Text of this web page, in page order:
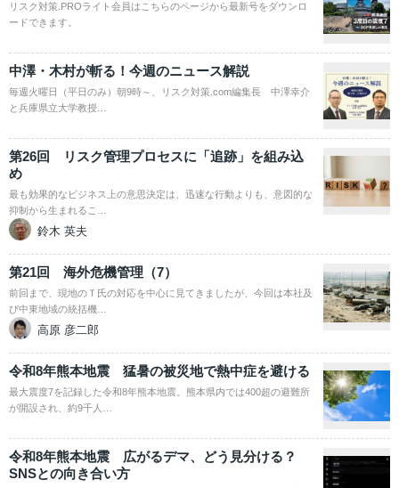
リスク対策.PROライト会員はこちらのページから最新号をダウンロ
ードできます。
中澤・木村が斬る！今週のニュース解説
毎週火曜日（平日のみ）朝9時～、リスク対策.com編集長 中澤幸介
と兵庫県立大学教授…
第26回 リスク管理プロセスに「追跡」を組み込
め
最も効果的なビジネス上の意思決定は、迅速な行動よりも、意図的な
抑制から生まれるこ…
鈴木 英夫
第21回 海外危機管理（7）
前回まで、現地のＴ氏の対応を中心に見てきましたが、今回は本社及
び中東地域の統括機…
高原 彦二郎
令和8年熊本地震 猛暑の被災地で熱中症を避ける
最大震度7を記録した令和8年熊本地震。熊本県内では400超の避難所
が開設され、約9千人…
令和8年熊本地震 広がるデマ、どう見分ける？
SNSとの向き合い方